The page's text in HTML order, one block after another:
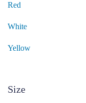
Red
White
Yellow
Size